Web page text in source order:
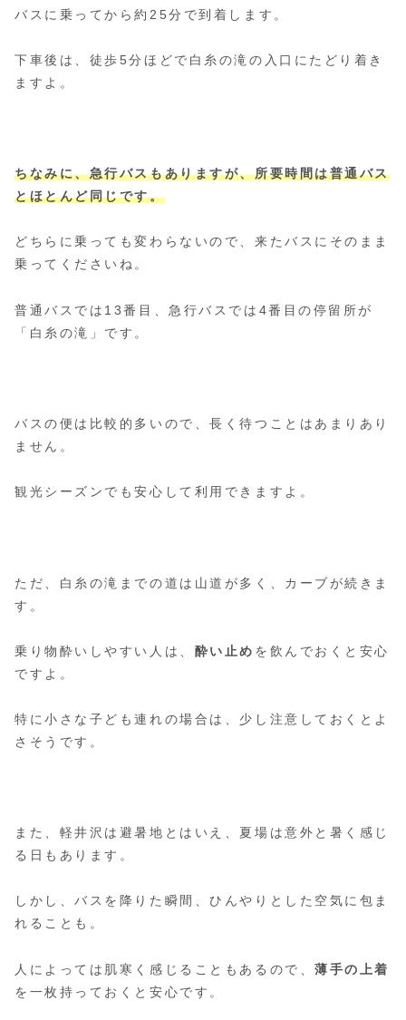
バスに乗ってから約25分で到着します。
下車後は、徒歩5分ほどで白糸の滝の入口にたどり着き
ますよ。
ちなみに、急行バスもありますが、所要時間は普通バス
とほとんど同じです。
どちらに乗っても変わらないので、来たバスにそのまま
乗ってくださいね。
普通バスでは13番目、急行バスでは4番目の停留所が
「白糸の滝」です。
バスの便は比較的多いので、長く待つことはあまりあり
ません。
観光シーズンでも安心して利用できますよ。
ただ、白糸の滝までの道は山道が多く、カーブが続きま
す。
乗り物酔いしやすい人は、 酔い止め を飲んでおくと安心
ですよ。
特に小さな子ども連れの場合は、少し注意しておくとよ
さそうです。
また、軽井沢は避暑地とはいえ、夏場は意外と暑く感じ
る日もあります。
しかし、バスを降りた瞬間、ひんやりとした空気に包ま
れることも。
人によっては肌寒く感じることもあるので、薄手の上着
を一枚持っておくと安心です。